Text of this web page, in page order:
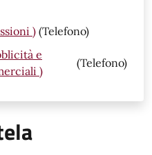
)(Telefono)
e
)
(Telefono)